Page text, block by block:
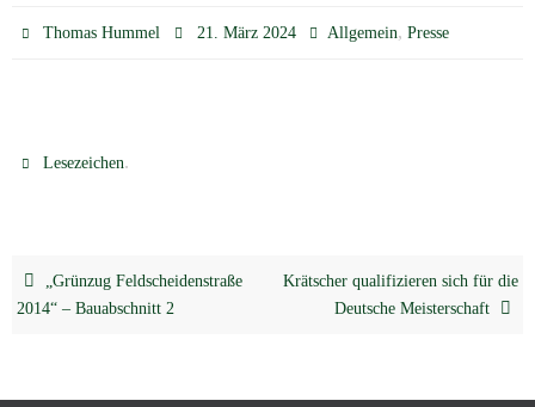
Thomas Hummel 21. März 2024 Allgemein, Presse
Lesezeichen.
„Grünzug Feldscheidenstraße
2014“ – Bauabschnitt 2
Krätscher qualifizieren sich für die
Deutsche Meisterschaft